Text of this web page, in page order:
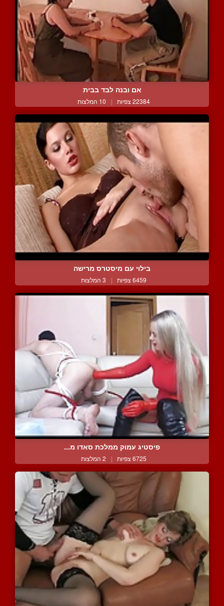
אם ובנה לבד בבית
22384 צפיות | 10 המלצות
בילוי עם מיסטרס מרישה
6459 צפיות | 3 המלצות
פיסטיג עמוק ממלכת סאדו מ...
6725 צפיות | 2 המלצות